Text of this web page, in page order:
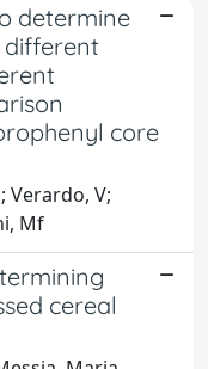
determine
different
core
Verardo, V;
Mf
cereal